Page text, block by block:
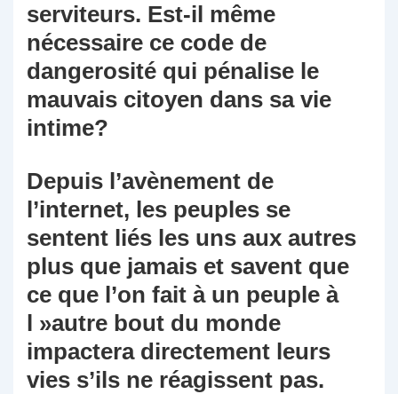
serviteurs. Est-il même
nécessaire ce code de
dangerosité qui pénalise le
mauvais citoyen dans sa vie
intime?
Depuis l’avènement de
l’internet, les peuples se
sentent liés les uns aux autres
plus que jamais et savent que
ce que l’on fait à un peuple à
l »autre bout du monde
impactera directement leurs
vies s’ils ne réagissent pas.